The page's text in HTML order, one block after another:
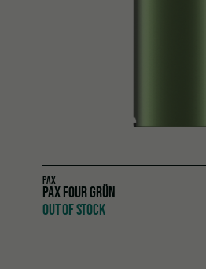
PAX
PAX FOUR GRÜN
OUT OF STOCK